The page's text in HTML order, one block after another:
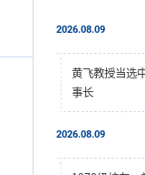
2026.08.09
黄飞教授当选
事长
2026.08.09